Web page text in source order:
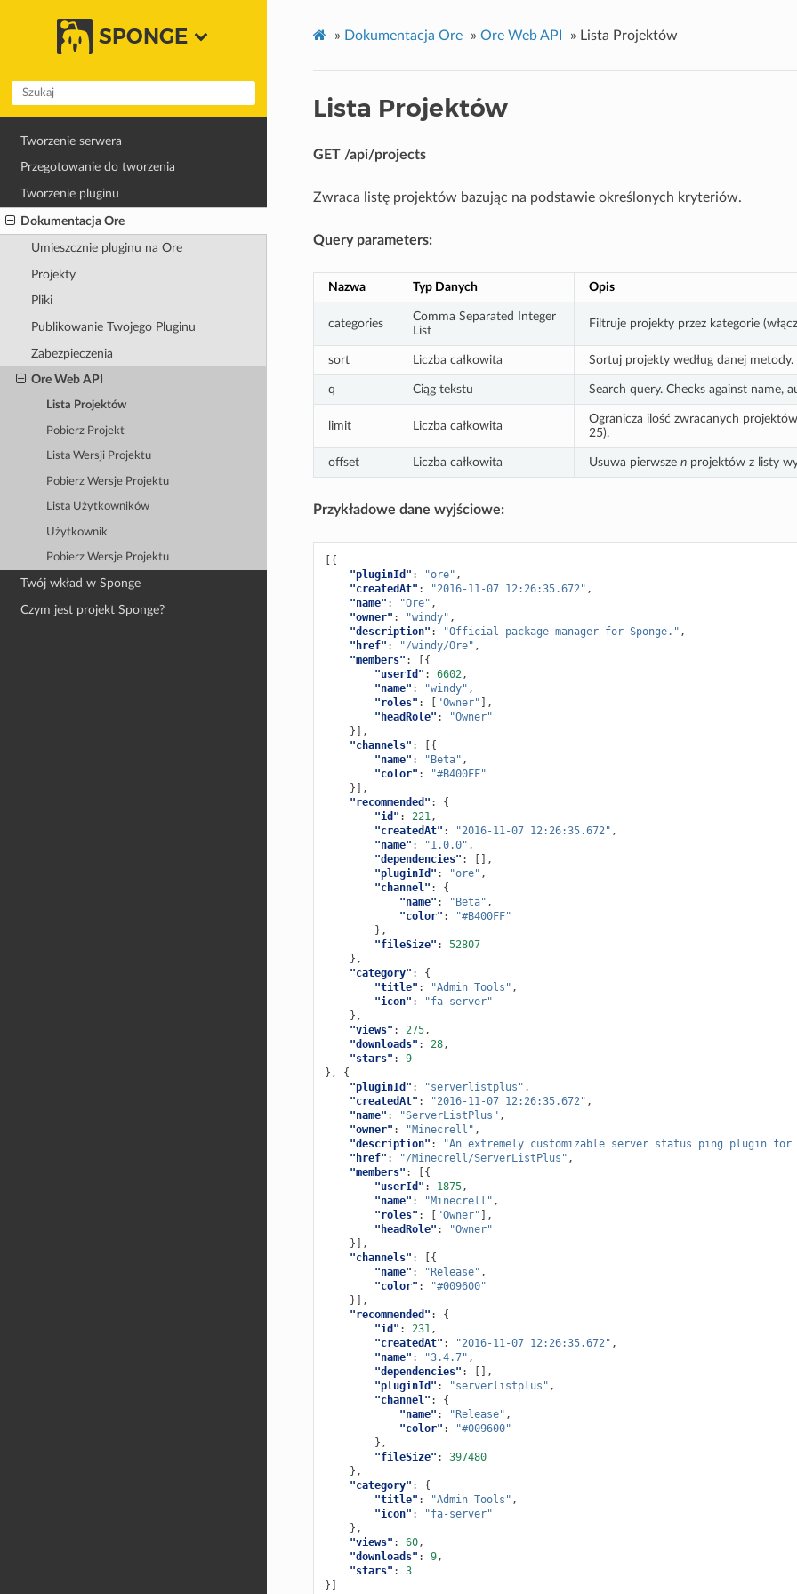
SPONGE
Tworzenie serwera
Przegotowanie do tworzenia
Tworzenie pluginu
Dokumentacja Ore
Umieszcznie pluginu na Ore
Projekty
Pliki
Publikowanie Twojego Pluginu
Zabezpieczenia
Ore Web API
Lista Projektów
Pobierz Projekt
Lista Wersji Projektu
Pobierz Wersje Projektu
Lista Użytkowników
Użytkownik
Pobierz Wersje Projektu
Twój wkład w Sponge
Czym jest projekt Sponge?
» Dokumentacja Ore » Ore Web API » Lista Projektów
Lista Projektów
GET /api/projects
Zwraca listę projektów bazując na podstawie określonych kryteriów.
Query parameters:
Nazwa Typ Danych Opis
categories
Comma Separated Integer
List
Filtruje projekty przez kategorie
sort Liczba całkowita Sortuj projekty według danej metody.
q Ciąg tekstu Search query. Checks against name,
limit Liczba całkowita
Ogranicza ilość zwracanych
25).
offset Liczba całkowita Usuwa pierwsze nprojektów z listy
Przykładowe dane wyjściowe:
[{
"pluginId" : "ore" ,
"createdAt" : "2016-11-07 12:26:35.672" ,
"name" : "Ore" ,
"owner" : "windy" ,
"description" : "Official package manager for Sponge." ,
"href" : "/windy/Ore" ,
"members" :
[{
"userId" : 6602,
"name" : "windy" ,
"roles" : [ "Owner" ],
"headRole" :
"Owner"
}],
"channels" :
[{
"name" : "Beta" ,
"color" :
"#B400FF"
}],
"recommended" :
{
"id" : 221,
"createdAt" : "2016-11-07 12:26:35.672" ,
"name" : "1.0.0" ,
"dependencies" :
[],
"pluginId" : "ore" ,
"channel" :
{
"name" : "Beta" ,
"color" :
"#B400FF"
},
"fileSize" :
52807
},
"category" :
{
"title" : "Admin Tools" ,
"icon" :
"fa-server"
},
"views" : 275,
"downloads" : 28,
"stars" :
9
},
{
"pluginId" : "serverlistplus" ,
"createdAt" : "2016-11-07 12:26:35.672" ,
"name" : "ServerListPlus" ,
"owner" : "Minecrell" ,
"description" : "An extremely customizable server status ping plugin for
"href" : "/Minecrell/ServerListPlus" ,
"members" :
[{
"userId" : 1875,
"name" : "Minecrell" ,
"roles" : [ "Owner" ],
"headRole" :
"Owner"
}],
"channels" :
[{
"name" : "Release" ,
"color" :
"#009600"
}],
"recommended" :
{
"id" : 231,
"createdAt" : "2016-11-07 12:26:35.672" ,
"name" : "3.4.7" ,
"dependencies" :
[],
"pluginId" : "serverlistplus" ,
"channel" :
{
"name" : "Release" ,
"color" :
"#009600"
},
"fileSize" :
397480
},
"category" :
{
"title" : "Admin Tools" ,
"icon" :
"fa-server"
},
"views" : 60,
"downloads" : 9,
"stars" :
3
}]